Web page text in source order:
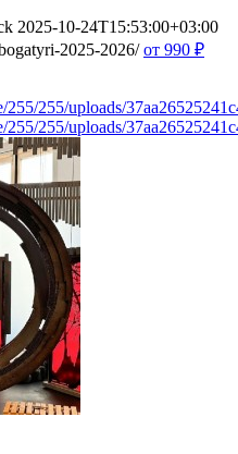
2025-10-24T15:53:00+03:00
2025-2026/ от 990 ₽
255/255/uploads/
255/255/uploads/